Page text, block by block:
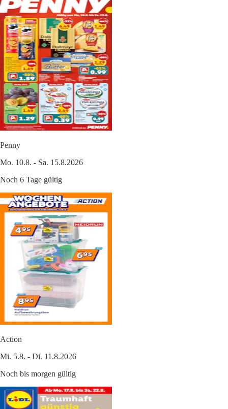
Penny
Mo. 10.8. - Sa. 15.8.2026
Noch 6 Tage gültig
Action
Mi. 5.8. - Di. 11.8.2026
Noch bis morgen gültig